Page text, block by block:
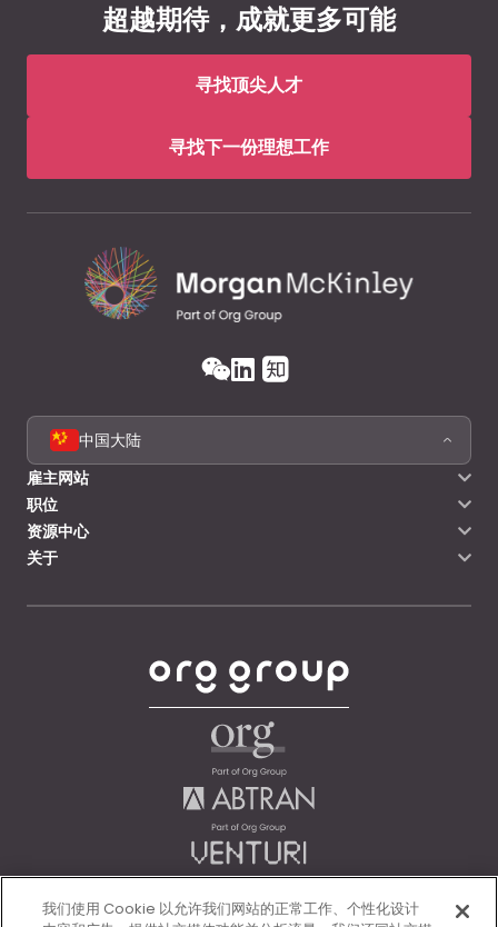
超越期待，成就更多可能
寻找顶尖人才
寻找下一份理想工作
中国大陆
雇主网站
职位
资源中心
关于
我们使用 Cookie 以允许我们网站的正常工作、个性化设计